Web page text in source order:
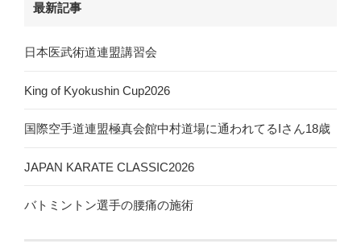
最新記事
日本医武術道連盟講習会
King of Kyokushin Cup2026
国際空手道連盟極真会館中村道場に通われてるIさん18歳
JAPAN KARATE CLASSIC2026
バトミントン選手の腰痛の施術